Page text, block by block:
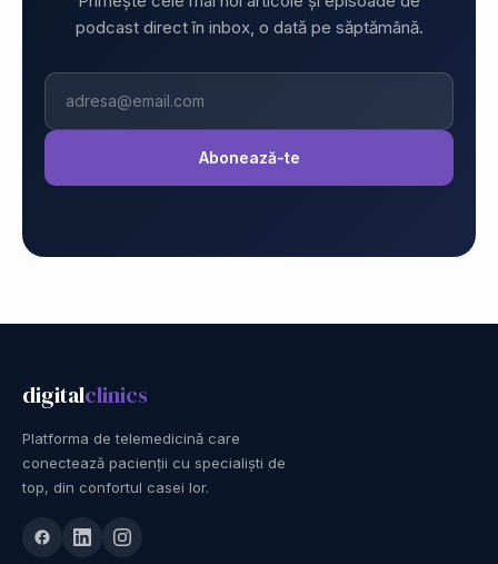
podcast direct în inbox, o dată pe săptămână.
Email
Abonează-te
digitalclinics
Platforma de telemedicină care
conectează pacienții cu specialiști de
top, din confortul casei lor.